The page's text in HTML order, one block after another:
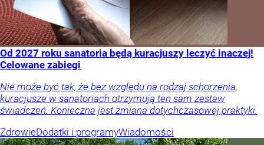
Od 2027 roku sanatoria będą kuracjuszy leczyć inaczej!
Celowane zabiegi
Nie może być tak, że bez względu na rodzaj schorzenia,
kuracjusze w sanatoriach otrzymują ten sam zestaw
świadczeń. Konieczna jest zmiana dotychczasowej praktyki.
ZdrowieDodatki i programyWiadomości